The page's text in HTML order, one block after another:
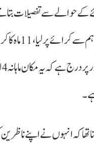
حوالے سے تفصیلات
بھائی نے یہ
تھا کہ انہوں نے اپنے